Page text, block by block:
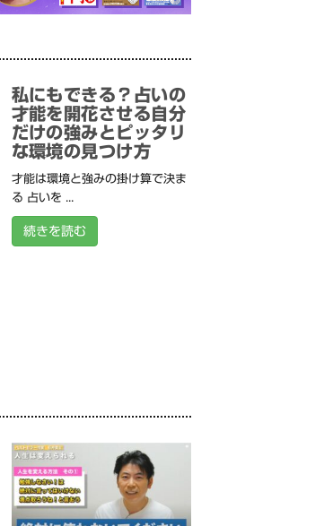
私にもできる？占いの
才能を開花させる自分
だけの強みとピッタリ
な環境の見つけ方
才能は環境と強みの掛け算で決ま
る 占いを ...
続きを読む